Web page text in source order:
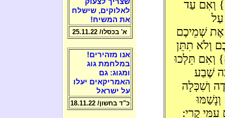
וְאִם עַד
אֶת שְׁמֵיכֶם
וְלֹא תִתֵּן
וְאִם תֵּלְכוּ
שֶׁבַע
וְשִׁכְּלָה
קֶרִי:
לאלוקים, שישלח
את המשיח!
א' בכסלו/ 25.11.22
אנו מזהירים!
במלחמת גוג
ומגוג: גם
האמריקאים יעלו
על ישראל
כ"ד בחשון/ 18.11.22